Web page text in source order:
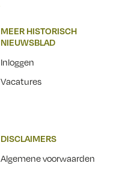
MEER HISTORISCH
NIEUWSBLAD
Inloggen
Vacatures
DISCLAIMERS
Algemene voorwaarden